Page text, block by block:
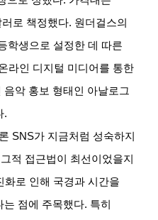
러로 책정했다. 원더걸스의
학생으로 설정한 데 따른
라인 디지털 미디어를 통한
악 홍보 형태인 아날로그
.
SNS가 지금처럼 성숙하지
적 접근법이 최선이었을지
화로 인해 국경과 시간을
는 점에 주목했다. 특히